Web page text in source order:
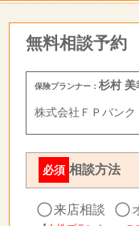
無料相談予約
保険プランナー：杉村 美
株式会社ＦＰバン
必須 相談方法
来店相談